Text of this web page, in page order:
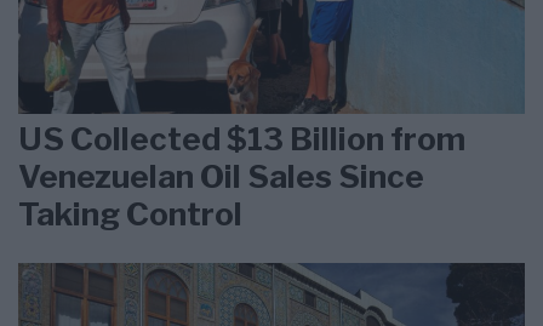
US Collected $13 Billion from
Venezuelan Oil Sales Since
Taking Control